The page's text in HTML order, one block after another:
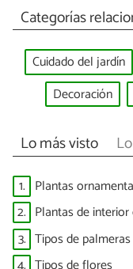
Categorías
Cuidado del jardín
Decoración
Lo más visto
1. Plantas
2. Plantas de
3. Tipos de palmeras